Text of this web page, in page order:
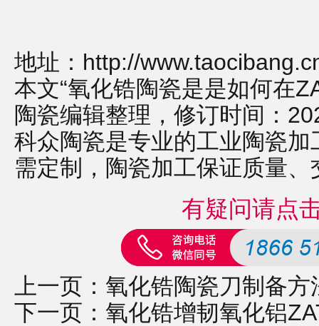
地址： http://
本文“氧化锆陶瓷是是如何在
陶瓷编辑整理，修订时间：
科众陶瓷是专业的工业陶瓷加
需定制， 陶瓷加工保证质量、
有疑问请点
上一页： 氧化锆陶瓷刀制备方
下一页： 氧化锆增韧氧化铝